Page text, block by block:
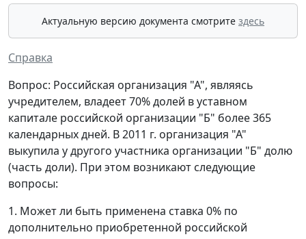
Актуальную версию документа смотрите здесь
Справка
Вопрос: Российская организация "А", являясь
учредителем, владеет 70% долей в уставном
капитале российской организации "Б" более 365
календарных дней. В 2011 г. организация "А"
выкупила у другого участника организации "Б" долю
(часть доли). При этом возникают следующие
вопросы:
1. Может ли быть применена ставка 0% по
дополнительно приобретенной российской